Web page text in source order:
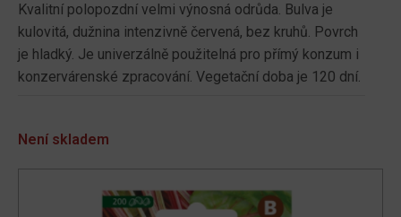
Kvalitní polopozdní velmi výnosná odrůda. Bulva je
kulovitá, dužnina intenzivně červená, bez kruhů. Povrch
je hladký. Je univerzálně použitelná pro přímý konzum i
konzervárenské zpracování. Vegetační doba je 120 dní.
Není skladem